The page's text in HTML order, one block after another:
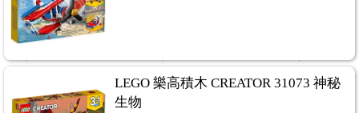
LEGO 樂高積木 CREATOR 31073 神秘
生物